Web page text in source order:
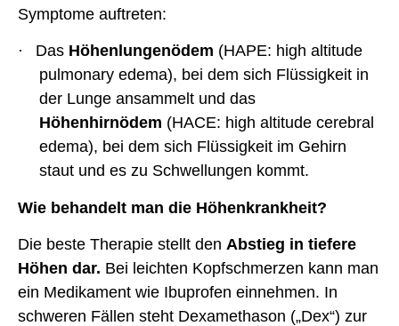
Symptome auftreten:
· Das Höhenlungenödem (HAPE: high altitude
pulmonary edema), bei dem sich Flüssigkeit in
der Lunge ansammelt und das
Höhenhirnödem (HACE: high altitude cerebral
edema), bei dem sich Flüssigkeit im Gehirn
staut und es zu Schwellungen kommt.
Wie behandelt man die Höhenkrankheit?
Die beste Therapie stellt den Abstieg in tiefere
Höhen dar. Bei leichten Kopfschmerzen kann man
ein Medikament wie Ibuprofen einnehmen. In
schweren Fällen steht Dexamethason („Dex“) zur